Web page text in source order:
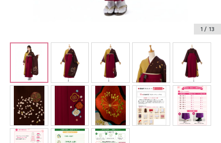
ジュニア着物レンタル
ジュニア洋装レンタル
ベビー洋装レンタル
紋付袴レンタル
1 / 13